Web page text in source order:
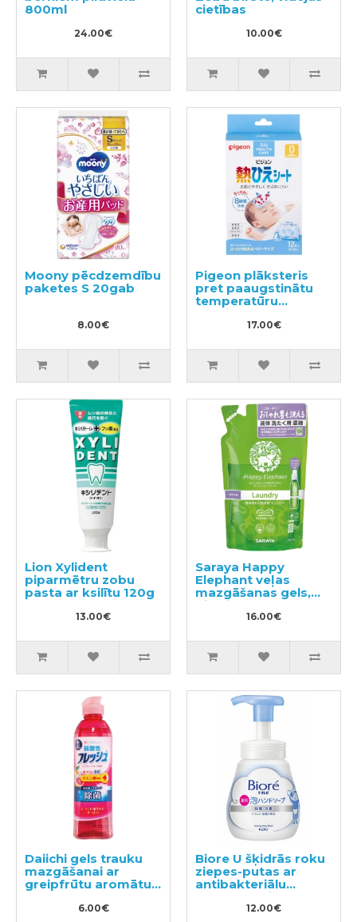
800ml
24.00€
cietības
10.00€
Moony pēcdzemdību
paketes S 20gab
8.00€
Pigeon plāksteris
pret paaugstinātu
temperatūru
bērniem 12gab
17.00€
Lion Xylident
piparmētru zobu
pasta ar ksilītu 120g
13.00€
Saraya Happy
Elephant veļas
mazgāšanas gels,
pildviela 540ml
16.00€
Daiichi gels trauku
mazgāšanai ar
greipfrūtu aromātu
6.00€
Biore U šķidrās roku
ziepes-putas ar
antibakteriālu
efektu, ar vieglu
citrusu aromātu
12.00€